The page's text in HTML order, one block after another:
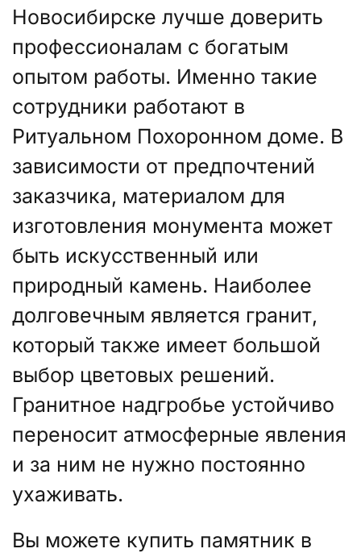
Новосибирске лучше доверить
профессионалам с богатым
опытом работы. Именно такие
сотрудники работают в
Ритуальном Похоронном доме. В
зависимости от предпочтений
заказчика, материалом для
изготовления монумента может
быть искусственный или
природный камень. Наиболее
долговечным является гранит,
который также имеет большой
выбор цветовых решений.
Гранитное надгробье устойчиво
переносит атмосферные явления
и за ним не нужно постоянно
ухаживать.
Вы можете купить памятник в